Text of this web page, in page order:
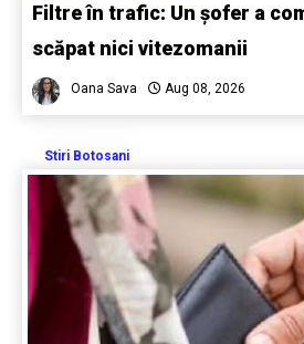
Filtre în trafic: Un șofer a
scăpat nici vitezomanii
Oana Sava Aug 08, 2026
Stiri Botosani